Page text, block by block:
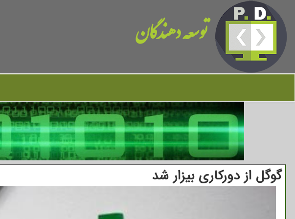
توسعه دهندگان
گوگل از دورکاری بیزار شد